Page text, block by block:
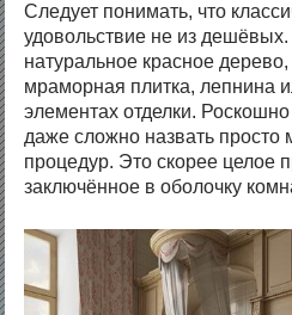
Следует понимать, что
удовольствие не из дешёвых.
натуральное красное
мраморная плитка, лепнина
элементах отделки.
даже сложно назвать просто
процедур. Это скорее целое
заключённое в оболочку